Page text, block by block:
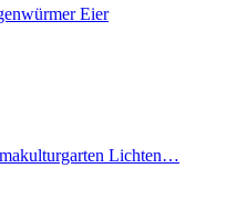
Eier
Lichten…